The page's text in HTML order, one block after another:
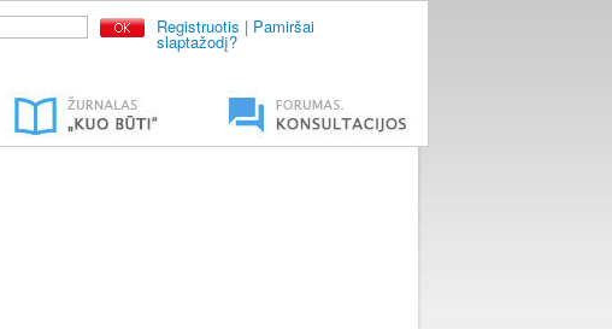
Registruotis | Pamiršai
slaptažodį?